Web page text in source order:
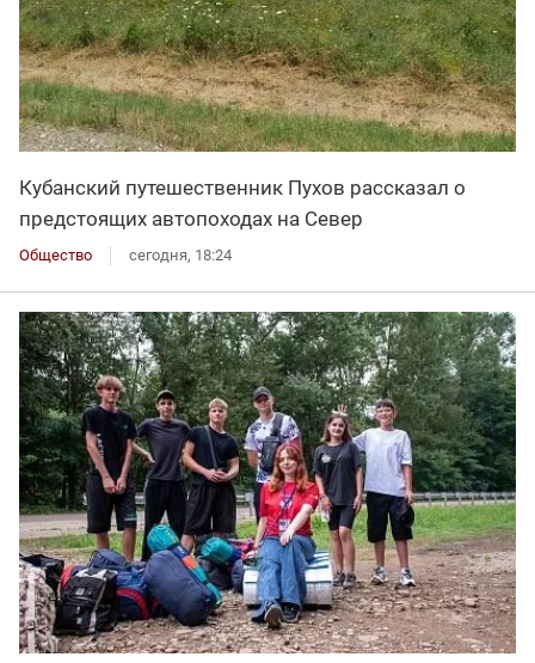
Кубанский путешественник Пухов рассказал о
предстоящих автопоходах на Север
Общество сегодня, 18:24